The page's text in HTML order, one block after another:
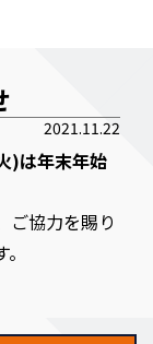
2021.11.22
)は年末年始
ご協力を賜り